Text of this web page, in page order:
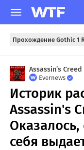
Прохождение Gothic 1
Assassin’s Creed
Evernews
Историк
Assassin's
Оказалось,
себя